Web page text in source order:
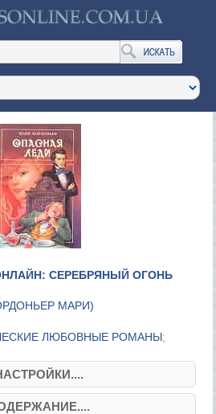
СЕРЕБРЯНЫЙ ОГОНЬ
МАРИ)
ЛЮБОВНЫЕ РОМАНЫ;